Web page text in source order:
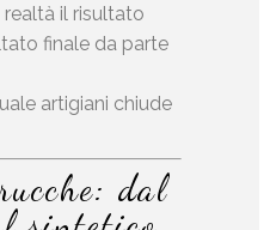
realtà il risultato
finale da parte
artigiani chiude
dal